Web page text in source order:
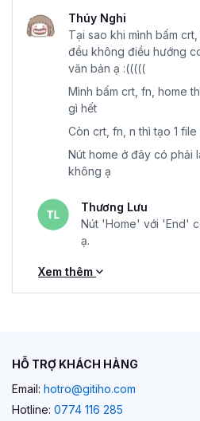
Thúy Nghi
Tại sao khi mình bấm
đều không điều hướng
văn bản ạ :(((((
Mình bấm crt, fn, home
gì hết
Còn crt, fn, n thì tạo 1 file
Nút home ở đây có phải
không ạ
Thương Lưu
Nút 'Home' với 'End'
ạ.
Xem thêm
HỖ TRỢ KHÁCH HÀNG
Email: hotro@gitiho.com
Hotline: 0774 116 285